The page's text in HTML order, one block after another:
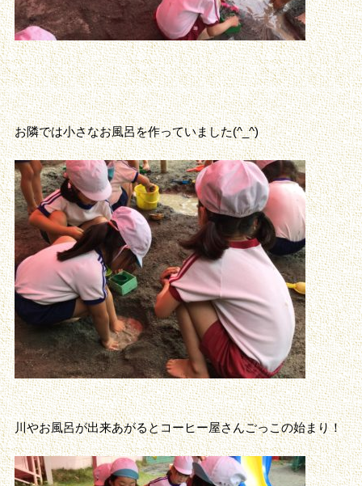
お隣では小さなお風呂を作っていました(^_^)
川やお風呂が出来あがるとコーヒー屋さんごっこの始まり！